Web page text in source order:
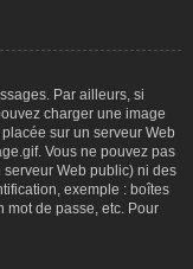
Par ailleurs, si
charger une image
sur un serveur Web
Vous ne pouvez pas
serveur Web public) ni des
exemple : boîtes
mot de passe, etc. Pour